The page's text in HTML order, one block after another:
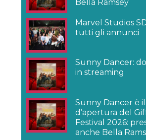
Bella Ramsey
Marvel Studios
tutti gli annunci
Sunny Dancer:
in streaming
Sunny Dancer è
d’apertura del
Festival 2026:
anche Bella